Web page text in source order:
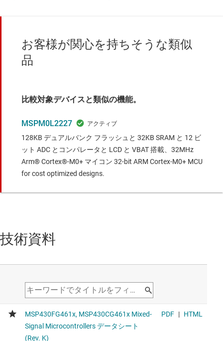
お客様が関心を持ちそうな類似
品
比較対象デバイスと類似の機能。
MSPM0L2227
128KB デュアルバンク フラッシュと 32KB SRAM と 12 ビ
ット ADC とコンパレータと LCD と VBAT 搭載、32MHz
Arm® Cortex®-M0+ マイコン 32-bit ARM Cortex-M0+ MCU
for cost optimized designs.
技術資料